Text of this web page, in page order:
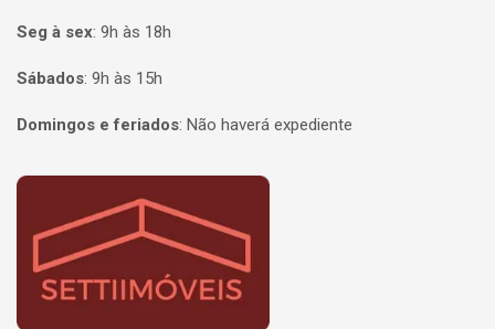
Seg à sex: 9h às 18h
Sábados: 9h às 15h
Domingos e feriados: Não haverá expediente
Página inicial